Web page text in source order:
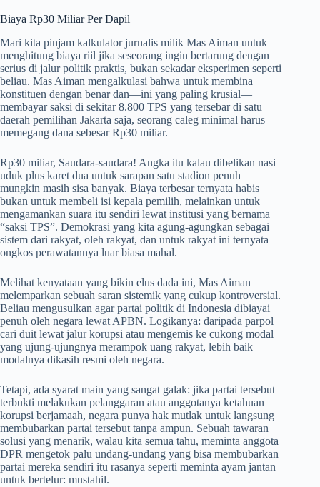
Biaya Rp30 Miliar Per Dapil
Mari kita pinjam kalkulator jurnalis milik Mas Aiman untuk
menghitung biaya riil jika seseorang ingin bertarung dengan
serius di jalur politik praktis, bukan sekadar eksperimen seperti
beliau. Mas Aiman mengalkulasi bahwa untuk membina
konstituen dengan benar dan—ini yang paling krusial—
membayar saksi di sekitar 8.800 TPS yang tersebar di satu
daerah pemilihan Jakarta saja, seorang caleg minimal harus
memegang dana sebesar Rp30 miliar.
Rp30 miliar, Saudara-saudara! Angka itu kalau dibelikan nasi
uduk plus karet dua untuk sarapan satu stadion penuh
mungkin masih sisa banyak. Biaya terbesar ternyata habis
bukan untuk membeli isi kepala pemilih, melainkan untuk
mengamankan suara itu sendiri lewat institusi yang bernama
“saksi TPS”. Demokrasi yang kita agung-agungkan sebagai
sistem dari rakyat, oleh rakyat, dan untuk rakyat ini ternyata
ongkos perawatannya luar biasa mahal.
Melihat kenyataan yang bikin elus dada ini, Mas Aiman
melemparkan sebuah saran sistemik yang cukup kontroversial.
Beliau mengusulkan agar partai politik di Indonesia dibiayai
penuh oleh negara lewat APBN. Logikanya: daripada parpol
cari duit lewat jalur korupsi atau mengemis ke cukong modal
yang ujung-ujungnya merampok uang rakyat, lebih baik
modalnya dikasih resmi oleh negara.
Tetapi, ada syarat main yang sangat galak: jika partai tersebut
terbukti melakukan pelanggaran atau anggotanya ketahuan
korupsi berjamaah, negara punya hak mutlak untuk langsung
membubarkan partai tersebut tanpa ampun. Sebuah tawaran
solusi yang menarik, walau kita semua tahu, meminta anggota
DPR mengetok palu undang-undang yang bisa membubarkan
partai mereka sendiri itu rasanya seperti meminta ayam jantan
untuk bertelur: mustahil.